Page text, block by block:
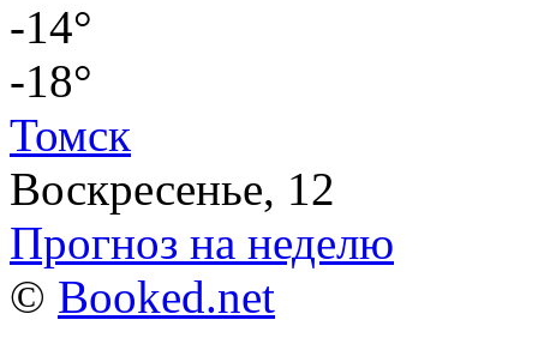
-14°
-18°
Томск
Воскресенье, 12
Прогноз на неделю
© Booked.net